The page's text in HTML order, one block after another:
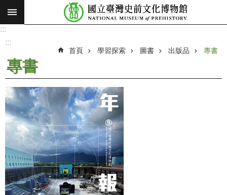
跳到主要內容區塊
搜
願
景
使
命
最
消
息
參
:::
:::
首頁 學習探索 圖書 出版品 專書
專書